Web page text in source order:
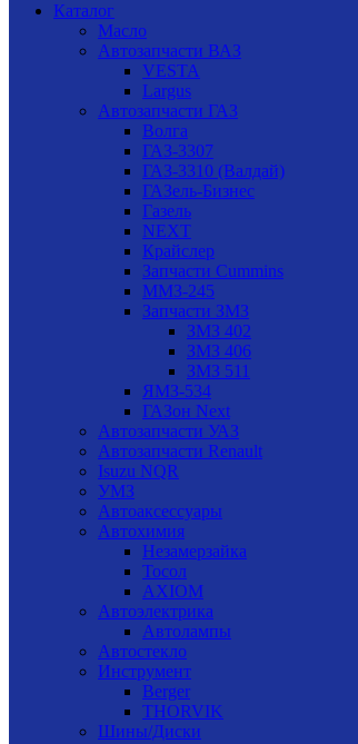
Каталог
Масло
Автозапчасти ВАЗ
VESTA
Largus
Автозапчасти ГАЗ
Волга
ГАЗ-3307
ГАЗ-3310 (Валдай)
ГАЗель-Бизнес
Газель
NEXT
Крайслер
Запчасти Cummins
ММЗ-245
Запчасти ЗМЗ
ЗМЗ 402
ЗМЗ 406
ЗМЗ 511
ЯМЗ-534
ГАЗон Next
Автозапчасти УАЗ
Автозапчасти Renault
Isuzu NQR
УМЗ
Автоаксессуары
Автохимия
Незамерзайка
Тосол
AXIOM
Автоэлектрика
Автолампы
Автостекло
Инструмент
Berger
THORVIK
Шины/Диски